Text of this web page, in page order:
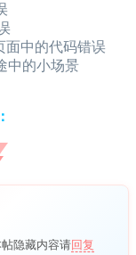
面中的代码错误
中的小场景
隐藏内容请回复